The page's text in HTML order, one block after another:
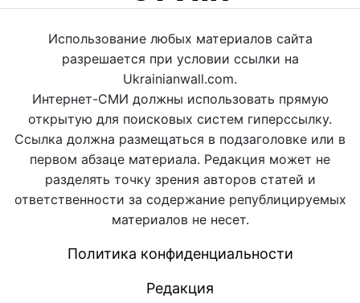
Использование любых материалов сайта
разрешается при условии ссылки на
Ukrainianwall.com.
Интернет-СМИ должны использовать прямую
открытую для поисковых систем гиперссылку.
Ссылка должна размещаться в подзаголовке или в
первом абзаце материала. Редакция может не
разделять точку зрения авторов статей и
ответственности за содержание републицируемых
материалов не несет.
Политика конфиденциальности
Редакция